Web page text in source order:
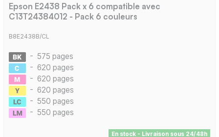
Epson E2438 Pack x 6 compatible avec
C13T24384012 - Pack 6 couleurs
B8E2438B/CL
- 575 pages
- 620 pages
- 620 pages
- 620 pages
- 550 pages
- 550 pages
En stock - Livraison sous 24/48h